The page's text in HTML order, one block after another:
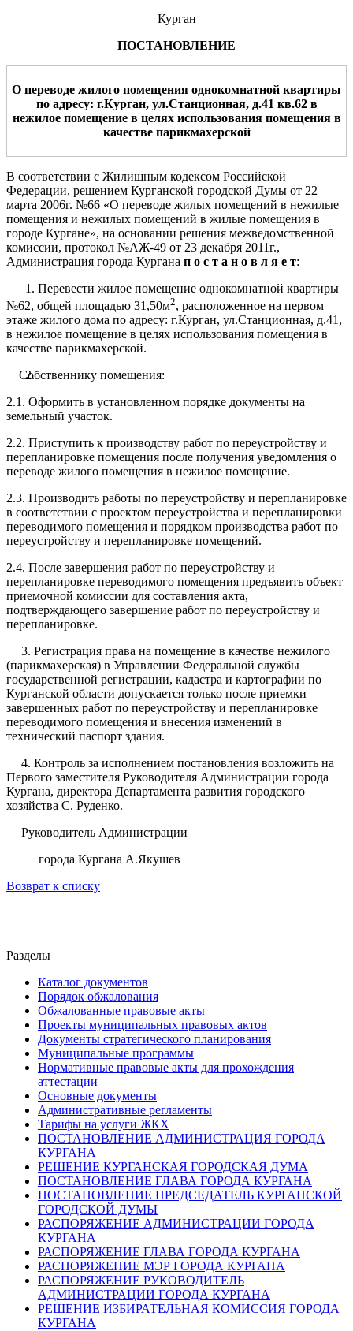
Курган
ПОСТАНОВЛЕНИЕ
О переводе жилого помещения однокомнатной квартиры
по адресу: г.Курган, ул.Станционная, д.41 кв.62в
нежилое помещение в целях использования помещения в
качествепарикмахерской
В соответствии с Жилищным кодексом Российской
Федерации, решением Курганской городской Думы от 22
марта 2006г. №66 «О переводе жилых помещений в нежилые
помещения и нежилых помещений в жилые помещения в
городе Кургане», на основании решения межведомственной
комиссии, протокол №АЖ-49 от 23 декабря 2011г.,
Администрация города Кургана п о с т а н о в л я е т:
1. Перевести жилое помещение однокомнатной квартиры
№62, общей площадью 31,50м2, расположенное на первом
этаже жилого дома по адресу: г.Курган, ул.Станционная, д.41,
в нежилое помещение в целях использования помещения в
качестве парикмахерской.
Собственнику помещения:
2.1. Оформить в установленном порядке документы на
земельный участок.
2.2. Приступить к производству работ по переустройству и
перепланировке помещения после получения уведомления о
переводе жилого помещения в нежилое помещение.
2.3. Производить работы по переустройству и перепланировке
в соответствии с проектом переустройства и перепланировки
переводимого помещения и порядком производства работ по
переустройству и перепланировке помещений.
2.4. После завершения работ по переустройству и
перепланировке переводимого помещения предъявить объект
приемочной комиссии для составления акта,
подтверждающего завершение работ по переустройству и
перепланировке.
3. Регистрация права на помещение в качестве нежилого
(парикмахерская) в Управлении Федеральной службы
государственной регистрации, кадастра и картографии по
Курганской области допускается только после приемки
завершенных работ по переустройству и перепланировке
переводимого помещения и внесения изменений в
технический паспорт здания.
4. Контроль за исполнением постановления возложить на
Первого заместителя Руководителя Администрации города
Кургана, директора Департамента развития городского
хозяйства С. Руденко.
Руководитель Администрации
города Кургана А.Якушев
Возврат к списку
Разделы
Каталог документов
Порядок обжалования
Обжалованные правовые акты
Проекты муниципальных правовых актов
Документы стратегического планирования
Муниципальные программы
Нормативные правовые акты для прохождения
аттестации
Основные документы
Административные регламенты
Тарифы на услуги ЖКХ
ПОСТАНОВЛЕНИЕ АДМИНИСТРАЦИЯ ГОРОДА
КУРГАНА
РЕШЕНИЕ КУРГАНСКАЯ ГОРОДСКАЯ ДУМА
ПОСТАНОВЛЕНИЕ ГЛАВА ГОРОДА КУРГАНА
ПОСТАНОВЛЕНИЕ ПРЕДСЕДАТЕЛЬ КУРГАНСКОЙ
ГОРОДСКОЙ ДУМЫ
РАСПОРЯЖЕНИЕ АДМИНИСТРАЦИИ ГОРОДА
КУРГАНА
РАСПОРЯЖЕНИЕ ГЛАВА ГОРОДА КУРГАНА
РАСПОРЯЖЕНИЕ МЭР ГОРОДА КУРГАНА
РАСПОРЯЖЕНИЕ РУКОВОДИТЕЛЬ
АДМИНИСТРАЦИИ ГОРОДА КУРГАНА
РЕШЕНИЕ ИЗБИРАТЕЛЬНАЯ КОМИССИЯ ГОРОДА
КУРГАНА